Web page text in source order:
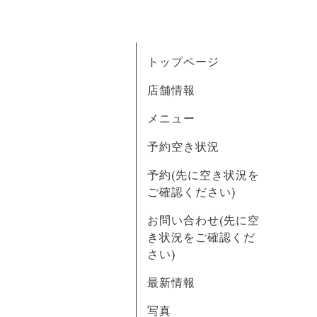
トップページ
店舗情報
メニュー
予約空き状況
予約(先に空き状況を
ご確認ください)
お問い合わせ(先に空
き状況をご確認くだ
さい)
最新情報
写真